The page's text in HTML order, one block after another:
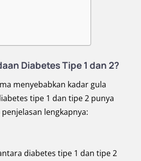
Diabetes Tipe 1 dan 2?
menyebabkan kadar gula
tipe 1 dan tipe 2 punya
lengkapnya:
diabetes tipe 1 dan tipe 2